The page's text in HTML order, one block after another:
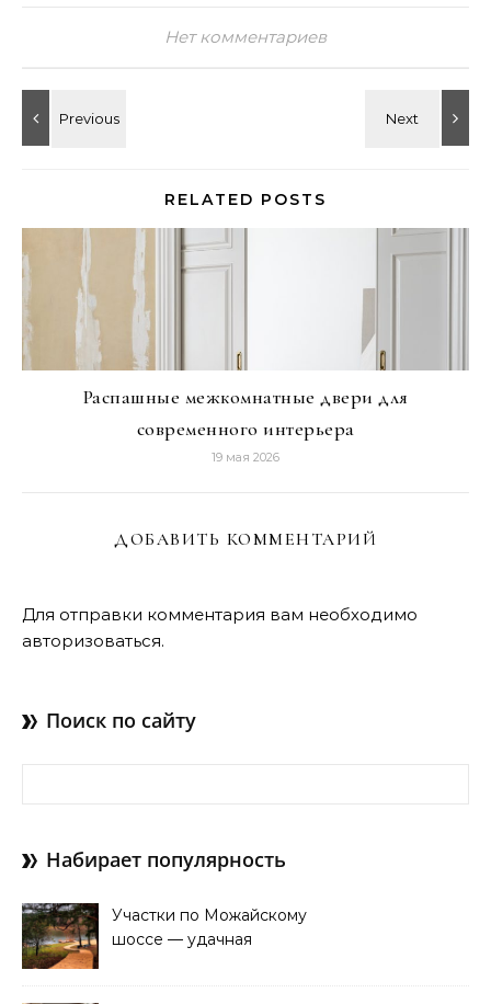
Нет комментариев
RELATED POSTS
Распашные межкомнатные двери для
современного интерьера
19 мая 2026
ДОБАВИТЬ КОММЕНТАРИЙ
Для отправки комментария вам необходимо
авторизоваться.
Поиск по сайту
Набирает популярность
Участки по Можайскому
шоссе — удачная